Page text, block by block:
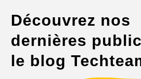
Découvrez nos
dernières
le blog